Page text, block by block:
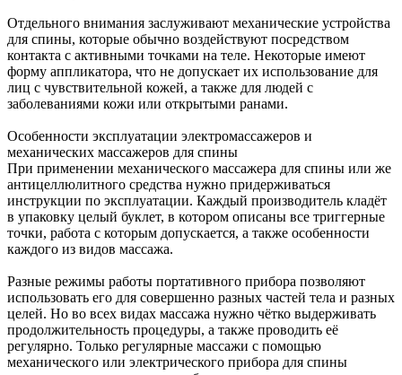
Отдельного внимания заслуживают механические устройства
для спины, которые обычно воздействуют посредством
контакта с активными точками на теле. Некоторые имеют
форму аппликатора, что не допускает их использование для
лиц с чувствительной кожей, а также для людей с
заболеваниями кожи или открытыми ранами.
Особенности эксплуатации электромассажеров и
механических массажеров для спины
При применении механического массажера для спины или же
антицеллюлитного средства нужно придерживаться
инструкции по эксплуатации. Каждый производитель кладёт
в упаковку целый буклет, в котором описаны все триггерные
точки, работа с которым допускается, а также особенности
каждого из видов массажа.
Разные режимы работы портативного прибора позволяют
использовать его для совершенно разных частей тела и разных
целей. Но во всех видах массажа нужно чётко выдерживать
продолжительность процедуры, а также проводить её
регулярно. Только регулярные массажи с помощью
механического или электрического прибора для спины